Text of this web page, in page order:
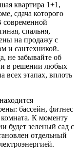
квартира 1+1,
сдача которого
современной
спальня,
на продажу с
и сантехникой.
не забывайте об
в решении любых
всех этапах, вплоть
бассейн, фитнес
комната. К моменту
будет зеленый сад с
отдельный